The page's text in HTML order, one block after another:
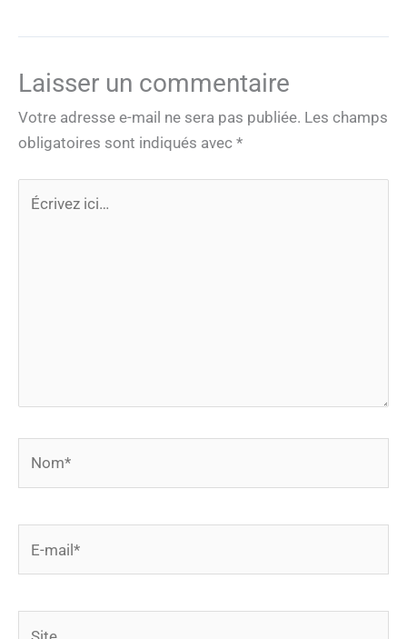
Laisser un commentaire
Votre adresse e-mail ne sera pas publiée. Les champs
obligatoires sont indiqués avec *
mail*